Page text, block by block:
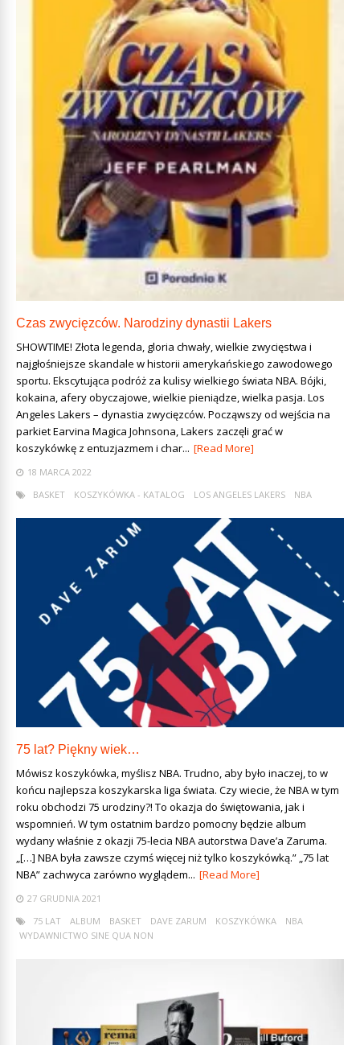
Czas zwycięzców. Narodziny dynastii Lakers
SHOWTIME! Złota legenda, gloria chwały, wielkie zwycięstwa i
najgłośniejsze skandale w historii amerykańskiego zawodowego
sportu. Ekscytująca podróż za kulisy wielkiego świata NBA. Bójki,
kokaina, afery obyczajowe, wielkie pieniądze, wielka pasja. Los
Angeles Lakers – dynastia zwycięzców. Począwszy od wejścia na
parkiet Earvina Magica Johnsona, Lakers zaczęli grać w
koszykówkę z entuzjazmem i char... [Read More]
18 MARCA 2022
BASKET
KOSZYKÓWKA - KATALOG LOS ANGELES LAKERS NBA
75 lat? Piękny wiek…
Mówisz koszykówka, myślisz NBA. Trudno, aby było inaczej, to w
końcu najlepsza koszykarska liga świata. Czy wiecie, że NBA w tym
roku obchodzi 75 urodziny?! To okazja do świętowania, jak i
wspomnień. W tym ostatnim bardzo pomocny będzie album
wydany właśnie z okazji 75-lecia NBA autorstwa Dave’a Zaruma.
„[…] NBA była zawsze czymś więcej niż tylko koszykówką.” „75 lat
NBA” zachwyca zarówno wyglądem... [Read More]
27 GRUDNIA 2021
75 LAT
ALBUM BASKET DAVE ZARUM KOSZYKÓWKA
NBA
WYDAWNICTWO SINE QUA NON